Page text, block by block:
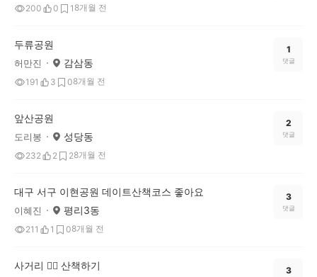
200 0 1 8개월 전
두류공원
허만진 감삼동
191 3 08개월 전
1
댓글
앞산공원
도리봉 성당동
232 2 28개월 전
2
댓글
대구 서구 이현공원 데이트산책코스 좋아요
이혜진 평리3동
211 1 08개월 전
3
댓글
사거리 🚶‍♀️ 산책하기 3